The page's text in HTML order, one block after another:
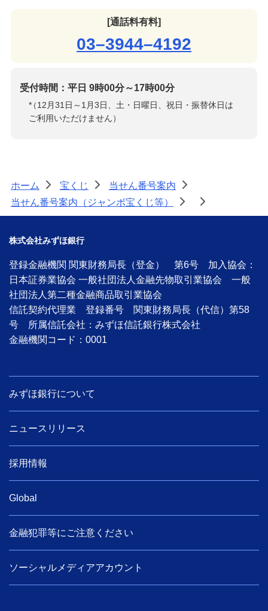
[通話料有料]
03–3944–4192
受付時間：平日 9時00分～17時00分
*
（12月31日～1月3日、土・日曜日、祝日・振替休日は
ご利用いただけません）
ホーム > 宝くじ > 当せん番号案内
>
当せん番号案内（ジャンボ宝くじ等）
> >
株式会社みずほ銀行
登録金融機関 関東財務局長（登金） 第6号 加入協会：
日本証券業協会 一般社団法人金融先物取引業協会 一般
社団法人第二種金融商品取引業協会
信託契約代理業 登録番号 関東財務局長（代信）第58
号 所属信託会社：みずほ信託銀行株式会社
金融機関コード：0001
みずほ銀行について
ニュースリリース
採用情報
Global
金融犯罪等にご注意ください
ソーシャルメディアアカウント